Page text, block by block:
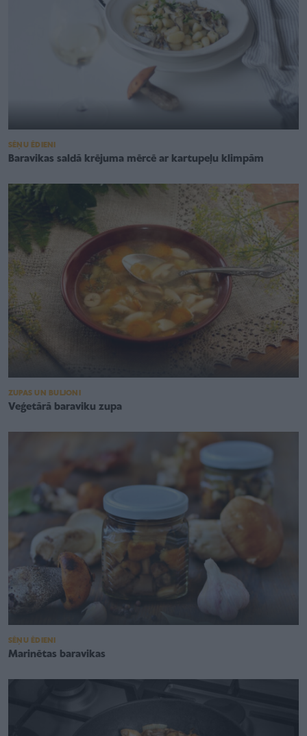
SĒŅU ĒDIENI
Baravikas saldā krējuma mērcē ar kartupeļu klimpām
ZUPAS UN BULJONI
Veģetārā baraviku zupa
SĒŅU ĒDIENI
Marinētas baravikas